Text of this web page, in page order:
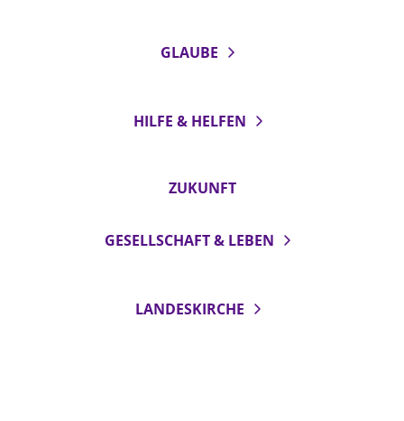
GLAUBE
HILFE & HELFEN
ZUKUNFT
GESELLSCHAFT & LEBEN
LANDESKIRCHE